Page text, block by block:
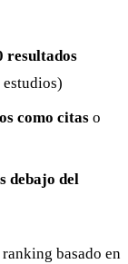
resultados
como citas o
debajo del
basado en